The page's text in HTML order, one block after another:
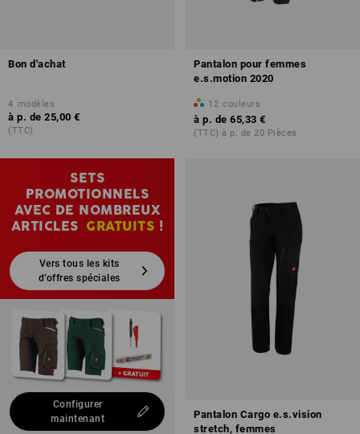
Bon d'achat
4 modèles
à p. de 25,00 €
(TTC)
Pantalon pour femmes
e.s.motion 2020
12 couleurs
à p. de 65,33 €
(TTC) à p. de 20 Pièces
SETS
PROMOTIONNELS
AVEC DE NOMBREUX
ARTICLES GRATUITS !
Vers tous les kits
d’offres spéciales
Configurer
maintenant
Pantalon Cargo e.s.vision
stretch, femmes